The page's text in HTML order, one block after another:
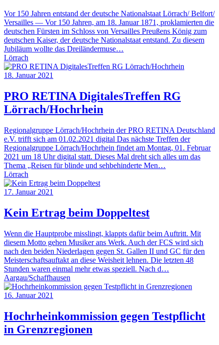
Vor 150 Jahren entstand der deutsche Nationalstaat Lörrach/ Belfort/
Versailles — Vor 150 Jahren, am 18. Januar 1871, proklamierten die
deutschen Fürsten im Schloss von Versailles Preußens König zum
deutschen Kaiser, der deutsche Nationalstaat entstand. Zu diesem
Jubiläum wollte das Dreiländermuse…
Lörrach
18. Januar 2021
PRO RETINA DigitalesTreffen RG
Lörrach/Hochrhein
Regionalgruppe Lörrach/Hochrhein der PRO RETINA Deutschland
e.V. trifft sich am 01.02.2021 digital Das nächste Treffen der
Regionalgruppe Lörrach/Hochrhein findet am Montag, 01. Februar
2021 um 18 Uhr digital statt. Dieses Mal dreht sich alles um das
Thema „Reisen für blinde und sehbehinderte Men…
Lörrach
17. Januar 2021
Kein Ertrag beim Doppeltest
Wenn die Hauptprobe misslingt, klappts dafür beim Auftritt. Mit
diesem Motto gehen Musiker ans Werk. Auch der FCS wird sich
nach den beiden Niederlagen gegen St. Gallen II und GC für den
Meisterschaftsauftakt an diese Weisheit lehnen. Die letzten 48
Stunden waren einmal mehr etwas speziell. Nach d…
Aargau/Schaffhausen
16. Januar 2021
Hochrheinkommission gegen Testpflicht
in Grenzregionen